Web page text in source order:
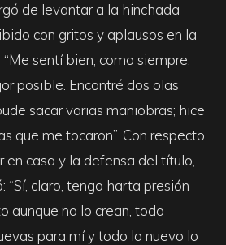
de levantar a la hinchada
con gritos y aplausos en la
sentí bien; como siempre,
posible. Encontré dos olas
sacar varias maniobras; hice
que me tocaron”. Con respecto
en casa y la defensa del título,
“Sí, claro, tengo harta presión
aunque no lo crean, todo
para mí y todo lo nuevo lo